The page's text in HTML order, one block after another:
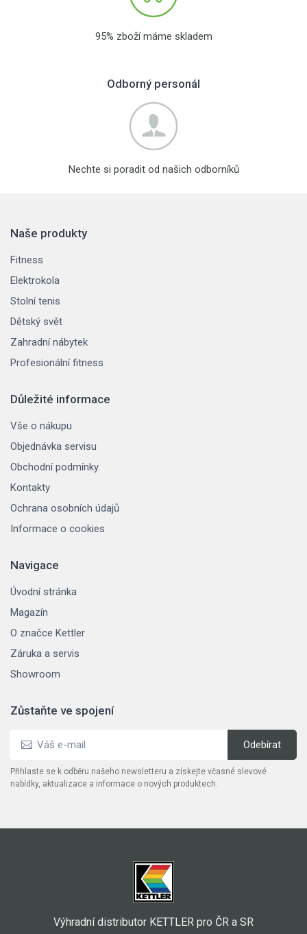
95% zboží máme skladem
Odborný personál
Nechte si poradit od našich odborníků
Naše produkty
Fitness
Elektrokola
Stolní tenis
Dětský svět
Zahradní nábytek
Profesionální fitness
Důležité informace
Vše o nákupu
Objednávka servisu
Obchodní podmínky
Kontakty
Ochrana osobních údajů
Informace o cookies
Navigace
Úvodní stránka
Magazín
O značce Kettler
Záruka a servis
Showroom
Zůstaňte ve spojení
Přihlaste se k odběru našeho newsletteru a získejte včasné slevové
nabídky, aktualizace a informace o nových produktech.
Výhradní distributor KETTLER pro ČR a SR